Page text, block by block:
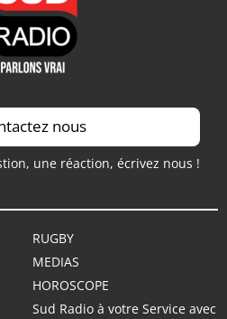
nous
une réaction, écrivez nous !
RUGBY
MEDIAS
HOROSCOPE
Sud Radio à votre Service avec